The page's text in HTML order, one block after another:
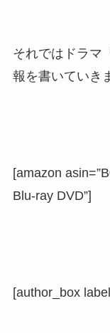
それではドラマ
報を書いていき
[amazon
Blu-ray DVD”]
[author_box